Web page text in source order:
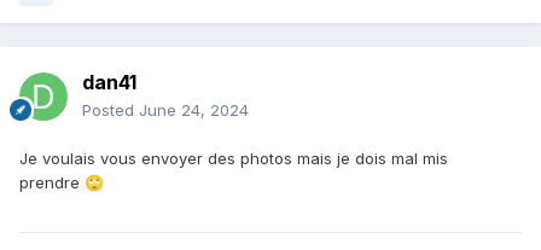
dan41
Posted June 24, 2024
Je voulais vous envoyer des photos mais je dois mal mis
prendre 🙄